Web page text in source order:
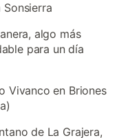
Sonsierra
algo más
para un día
Vivanco en Briones
de La Grajera,